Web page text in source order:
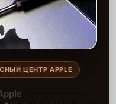
ЦЕНТР APPLE